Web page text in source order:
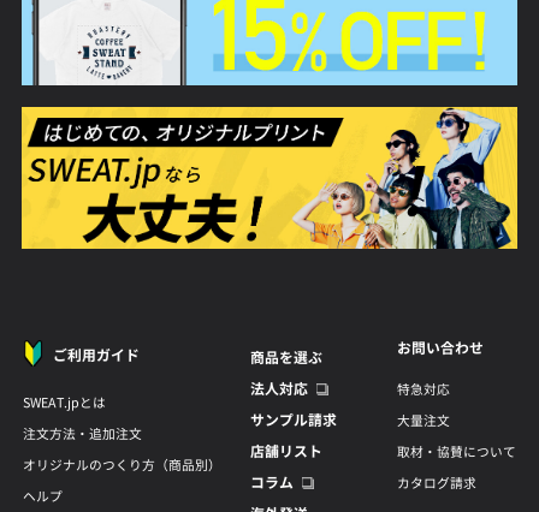
ご利用ガイド
SWEAT.jpとは
注文方法・追加注文
オリジナルのつくり方（商品別）
ヘルプ
商品を選ぶ
法人対応
サンプル請求
店舗リスト
コラム
お問い合わせ
特急対応
大量注文
取材・協賛について
カタログ請求